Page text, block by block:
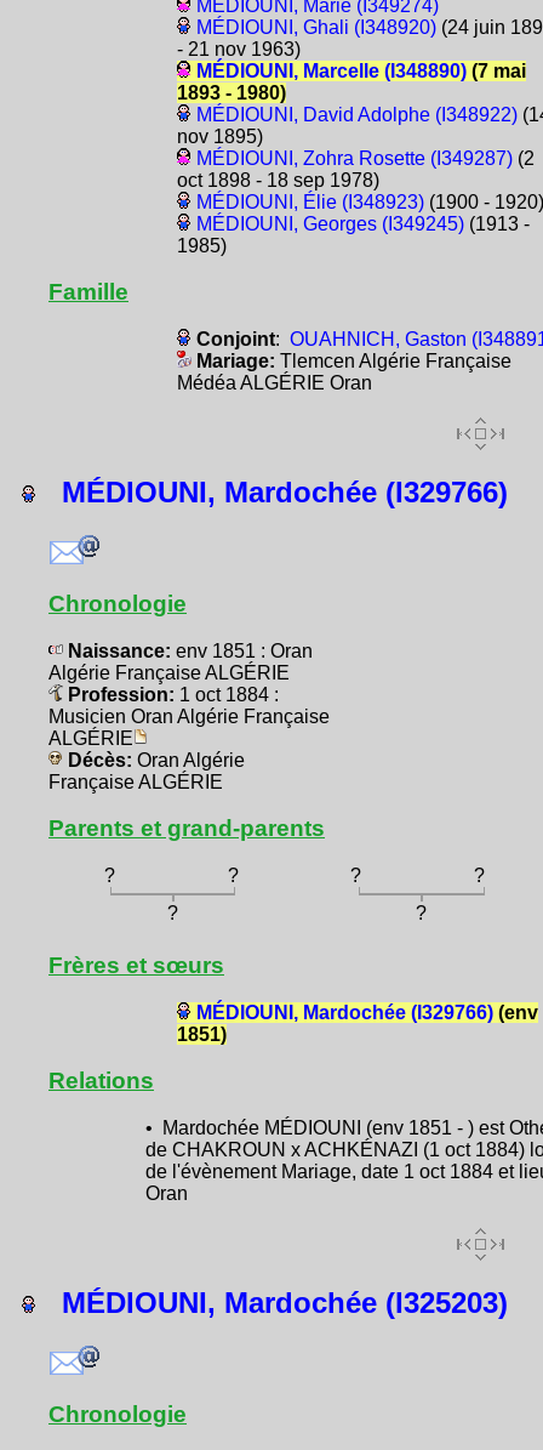
MÉDIOUNI, Marie (I349274)
MÉDIOUNI, Ghali (I348920)(24 juin
- 21 nov 1963)
MÉDIOUNI, Marcelle (I348890)(7 mai
1893 - 1980)
MÉDIOUNI, David Adolphe (I348922)
nov 1895)
MÉDIOUNI, Zohra Rosette (I349287)(2
oct 1898 - 18 sep 1978)
MÉDIOUNI, Élie (I348923)(1900 - 1920)
MÉDIOUNI, Georges (I349245)(1913 -
1985)
Famille
Conjoint: OUAHNICH, Gaston
Mariage: Tlemcen Algérie Française
Médéa ALGÉRIE Oran
MÉDIOUNI, Mardochée (I329766)
Chronologie
Naissance: env 1851 : Oran
Algérie Française ALGÉRIE
Profession: 1 oct 1884 :
Musicien Oran Algérie Française
ALGÉRIE
Décès: Oran Algérie
Française ALGÉRIE
Parents et grand-parents
? ? ?
?
?
?
Frères et sœurs
MÉDIOUNI, Mardochée (I329766)(env
1851)
Relations
• Mardochée MÉDIOUNI (env 1851 - ) est
de CHAKROUN x ACHKÉNAZI (1 oct 1884)
de l'évènement Mariage, date 1 oct 1884 et
Oran
MÉDIOUNI, Mardochée (I325203)
Chronologie